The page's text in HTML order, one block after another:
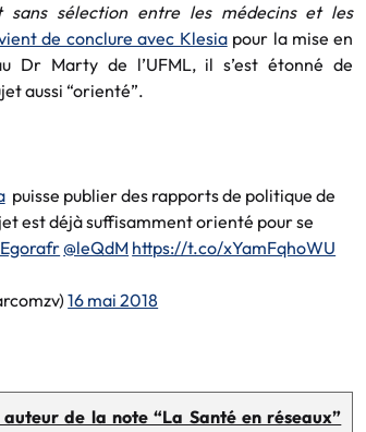
sans sélection entre les médecins et les
de conclure avec Klesiapour la mise en
Dr Marty de l’UFML, il s’est étonné de
aussi “orienté”.
puisse publier des rapports de politique de
est déjà suffisamment orienté pour se
@leQdM https://t.co/xYamFqhoWU
16 mai 2018
de la note “La Santé en réseaux”